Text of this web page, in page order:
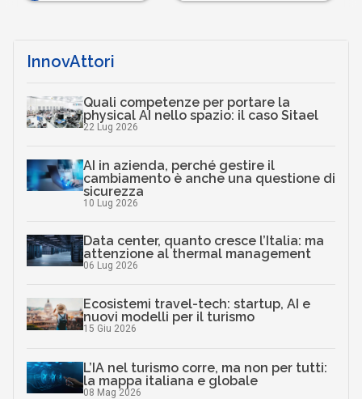
InnovAttori
Quali competenze per portare la
physical AI nello spazio: il caso Sitael
22 Lug 2026
AI in azienda, perché gestire il
cambiamento è anche una questione di
sicurezza
10 Lug 2026
Data center, quanto cresce l’Italia: ma
attenzione al thermal management
06 Lug 2026
Ecosistemi travel-tech: startup, AI e
nuovi modelli per il turismo
15 Giu 2026
L’IA nel turismo corre, ma non per tutti:
la mappa italiana e globale
08 Mag 2026